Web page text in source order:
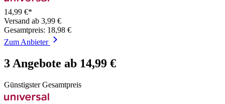
14,99 €*
Versand ab 3,99 €
Gesamtpreis: 18,98 €
Zum Anbieter
3 Angebote ab 14,99 €
Günstigster Gesamtpreis